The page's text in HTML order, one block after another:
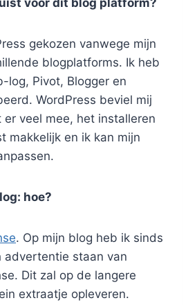
voor dit blog platform?
gekozen vanwege mijn
blogplatforms. Ik heb
log, Pivot, Blogger en
WordPress beviel mij
veel mee, het installeren
makkelijk en ik kan mijn
hoe?
. Op mijn blog heb ik sinds
advertentie staan van
Dit zal op de langere
extraatje opleveren.